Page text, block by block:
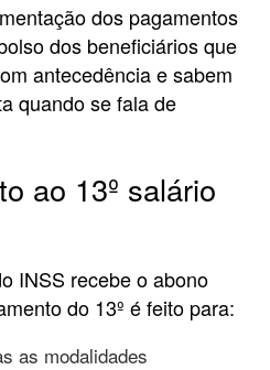
dos pagamentos
dos beneficiários que
antecedência e sabem
quando se fala de
ao 13º salário
INSS recebe o abono
do 13º é feito para:
as modalidades